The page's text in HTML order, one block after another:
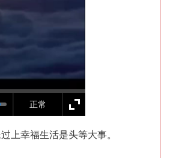
正常
上幸福生活是头等大事。